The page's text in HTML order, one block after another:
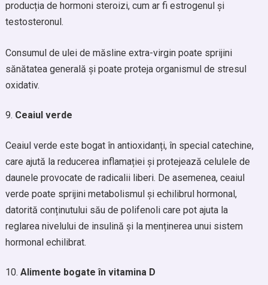
producția de hormoni steroizi, cum ar fi estrogenul și
testosteronul.
Consumul de ulei de măsline extra-virgin poate sprijini
sănătatea generală și poate proteja organismul de stresul
oxidativ.
Ceaiul verde
Ceaiul verde este bogat în antioxidanți, în special catechine,
care ajută la reducerea inflamației și protejează celulele de
daunele provocate de radicalii liberi. De asemenea, ceaiul
verde poate sprijini metabolismul și echilibrul hormonal,
datorită conținutului său de polifenoli care pot ajuta la
reglarea nivelului de insulină și la menținerea unui sistem
hormonal echilibrat.
Alimente bogate în vitamina D